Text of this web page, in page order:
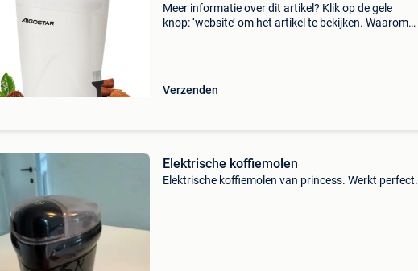
Meer informatie over dit artikel? Klik op de gele
knop: ‘website’ om het artikel te bekijken. Waarom
Verzenden
Elektrische koffiemolen
Elektrische koffiemolen van princess. Werkt perfect.